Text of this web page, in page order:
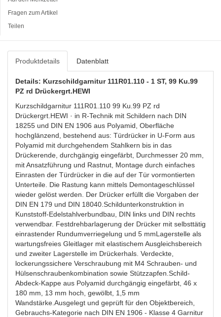
Fragen zum Artikel
Teilen
Produktdetails Datenblatt
Details: Kurzschildgarnitur 111R01.110 - 1 ST, 99 Ku.99
PZ rd Drückergrt.HEWI
Kurzschildgarnitur 111R01.110 99 Ku.99 PZ rd
Drückergrt.HEWI · in R-Technik mit Schildern nach DIN
18255 und DIN EN 1906 aus Polyamid, Oberfläche
hochglänzend, bestehend aus: Türdrücker in U-Form aus
Polyamid mit durchgehendem Stahlkern bis in das
Drückerende, durchgängig eingefärbt, Durchmesser 20 mm,
mit Ansatzführung und Rastnut, Montage durch einfaches
Einrasten der Türdrücker in die auf der Tür vormontierten
Unterteile. Die Rastung kann mittels Demontageschlüssel
wieder gelöst werden. Der Drücker erfüllt die Vorgaben der
DIN EN 179 und DIN 18040.Schildunterkonstruktion in
Kunststoff-Edelstahlverbundbau, DIN links und DIN rechts
verwendbar. Festdrehbarlagerung der Drücker mit selbsttätig
einrastender Rundumverriegelung und 5 mmLagerstelle als
wartungsfreies Gleitlager mit elastischem Ausgleichsbereich
und zweiter Lagerstelle im Drückerhals. Verdeckte,
lockerungssichere Verschraubung mit M4 Schrauben- und
Hülsenschraubenkombination sowie Stützzapfen.Schild-
Abdeck-Kappe aus Polyamid durchgängig eingefärbt, 46 x
180 mm, 13 mm hoch, gewölbt, 1,5 mm
Wandstärke.Ausgelegt und geprüft für den Objektbereich,
Gebrauchs-Kategorie nach DIN EN 1906 - Klasse 4 Garnitur